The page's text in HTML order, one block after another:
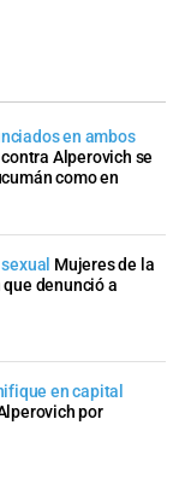
en ambos
Alperovich se
como en
Mujeres de la
que denunció a
en capital
por